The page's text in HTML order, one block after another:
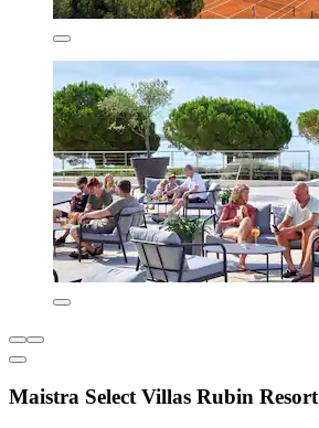
Maistra Select Villas Rubin Resort